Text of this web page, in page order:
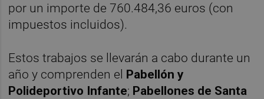
por un importe de 760.484,36 euros (con
impuestos incluidos).
Estos trabajos se llevarán a cabo durante un
año y comprenden el Pabellón y
Polideportivo Infante; Pabellones de Santa